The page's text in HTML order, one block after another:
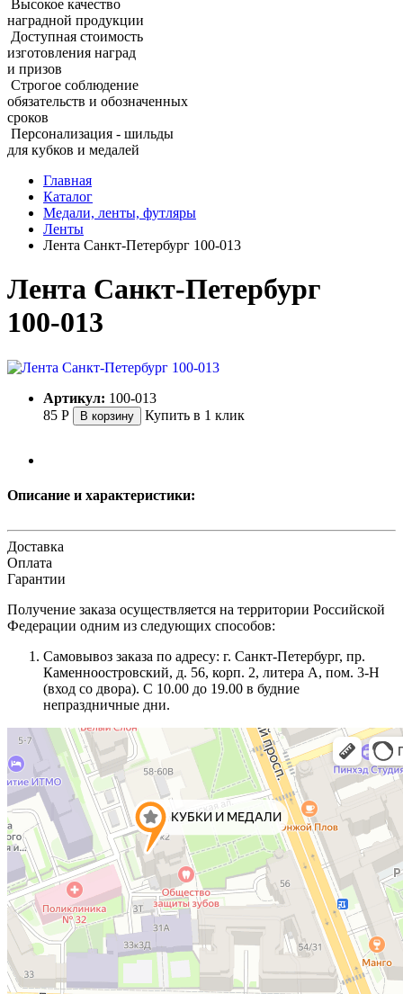
Высокое качество
наградной продукции
Доступная стоимость
изготовления наград
и призов
Строгое соблюдение
обязательств и обозначенных
сроков
Персонализация - шильды
для кубков и медалей
Главная
Каталог
Медали, ленты, футляры
Ленты
Лента Санкт‑Петербург 100‑013
Лента Санкт‑Петербург
100‑013
Артикул: 100-013
85 Р В корзину Купить в 1 клик
Описание и характеристики:
Доставка
Оплата
Гарантии
Получение заказа осуществляется на территории Российской
Федерации одним из следующих способов:
Самовывоз заказа по адресу: г. Санкт-Петербург, пр.
Каменноостровский, д. 56, корп. 2, литера А, пом. 3-Н
(вход со двора). С 10.00 до 19.00 в будние
непраздничные дни.